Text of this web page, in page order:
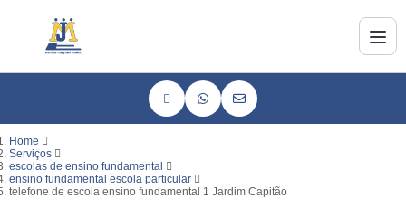
Home
Serviços
escolas de ensino fundamental
ensino fundamental escola particular
telefone de escola ensino fundamental 1 Jardim Capitão